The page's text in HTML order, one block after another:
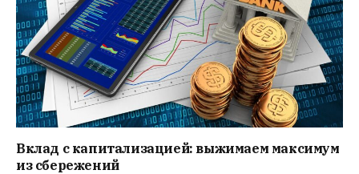
Вклад с капитализацией: выжимаем максимум
из сбережений